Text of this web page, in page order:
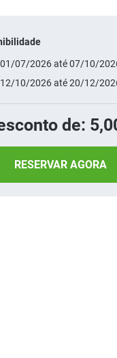
01/07/2026 até 07/10/
12/10/2026 até 20/12/
de:
RESERVAR AGORA